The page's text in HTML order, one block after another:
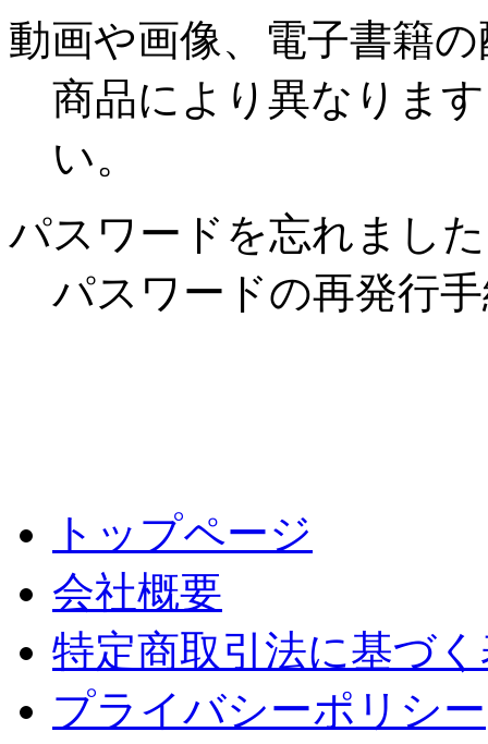
動画や画像、電子書籍
商品により異なりま
い。
パスワードを忘れまし
パスワードの再発行
トップページ
会社概要
特定商取引法に基づ
プライバシーポリシー